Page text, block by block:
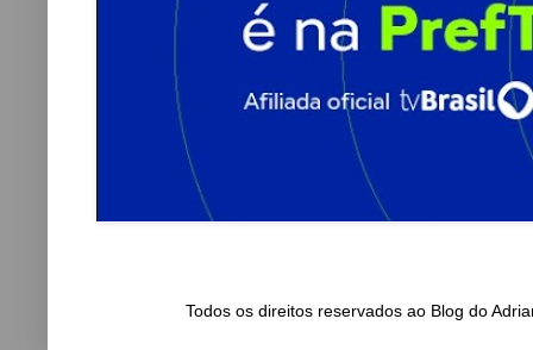
Todos os direitos reservados ao Blog do